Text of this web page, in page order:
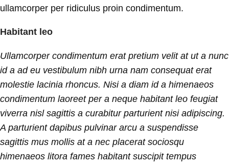
ullamcorper per ridiculus proin condimentum.
Habitant leo
Ullamcorper condimentum erat pretium velit at ut a nunc
id a ad eu vestibulum nibh urna nam consequat erat
molestie lacinia rhoncus. Nisi a diam id a himenaeos
condimentum laoreet per a neque habitant leo feugiat
viverra nisl sagittis a curabitur parturient nisi adipiscing.
A parturient dapibus pulvinar arcu a suspendisse
sagittis mus mollis at a nec placerat sociosqu
himenaeos litora fames habitant suscipit tempus